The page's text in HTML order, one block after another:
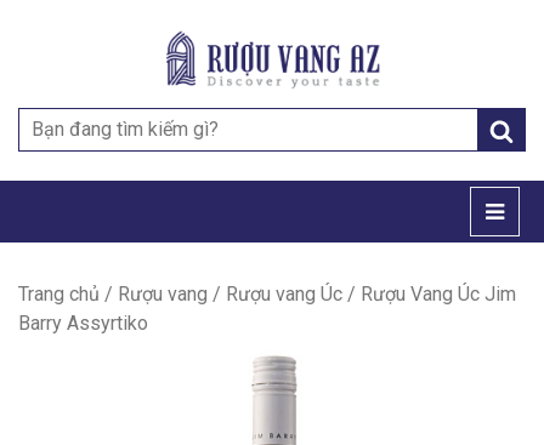
Search
for:
Trang chủ / Rượu vang / Rượu vang Úc / Rượu Vang Úc Jim
Barry Assyrtiko